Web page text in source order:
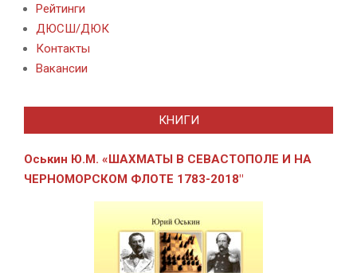
Рейтинги
ДЮСШ/ДЮК
Контакты
Вакансии
КНИГИ
Оськин Ю.М. «ШАХМАТЫ В СЕВАСТОПОЛЕ И НА
ЧЕРНОМОРСКОМ ФЛОТЕ 1783-2018″